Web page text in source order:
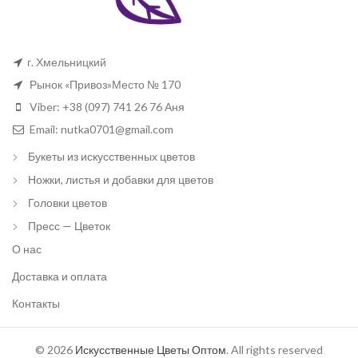
г. Хмельницкий
Рынок «Привоз»Место № 170
Viber: +38 (097) 741 26 76 Аня
Email: nutka0701@gmail.com
Букеты из искусственных цветов
Ножки, листья и добавки для цветов
Головки цветов
Пресс — Цветок
О нас
Доставка и оплата
Контакты
© 2026 Искусственные Цветы Оптом. All rights reserved